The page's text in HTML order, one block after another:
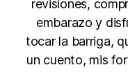
revisiones,
embarazo y
tocar la barriga,
un cuento, mis